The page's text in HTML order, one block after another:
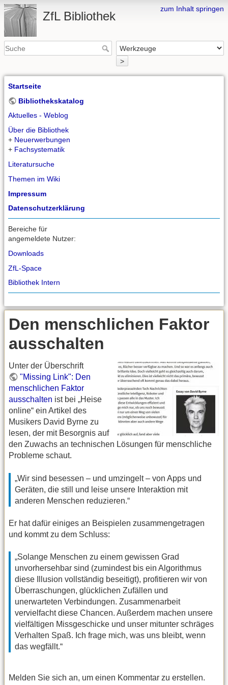
zum Inhalt springen
ZfL Bibliothek
>
Startseite
Bibliothekskatalog
Aktuelles - Weblog
Über die Bibliothek
+ Neuerwerbungen
+ Fachsystematik
Literatursuche
Themen im Wiki
Impressum
Datenschutzerklärung
Bereiche für
angemeldete Nutzer:
Downloads
ZfL-Space
Bibliothek Intern
Den menschlichen Faktor
ausschalten
Unter der Überschrift
"Missing Link": Den
menschlichen Faktor
ausschalten ist bei „Heise
online“ ein Artikel des
Musikers David Byrne zu
lesen, der mit Besorgnis auf
den Zuwachs an technischen Lösungen für menschliche
Probleme schaut.
„Wir sind besessen – und umzingelt – von Apps und
Geräten, die still und leise unsere Interaktion mit
anderen Menschen reduzieren.“
Er hat dafür einiges an Beispielen zusammengetragen
und kommt zu dem Schluss:
„Solange Menschen zu einem gewissen Grad
unvorhersehbar sind (zumindest bis ein Algorithmus
diese Illusion vollständig beseitigt), profitieren wir von
Überraschungen, glücklichen Zufällen und
unerwarteten Verbindungen. Zusammenarbeit
vervielfacht diese Chancen. Außerdem machen unsere
vielfältigen Missgeschicke und unser mitunter schräges
Verhalten Spaß. Ich frage mich, was uns bleibt, wenn
das wegfällt.“
Melden Sie sich an, um einen Kommentar zu erstellen.